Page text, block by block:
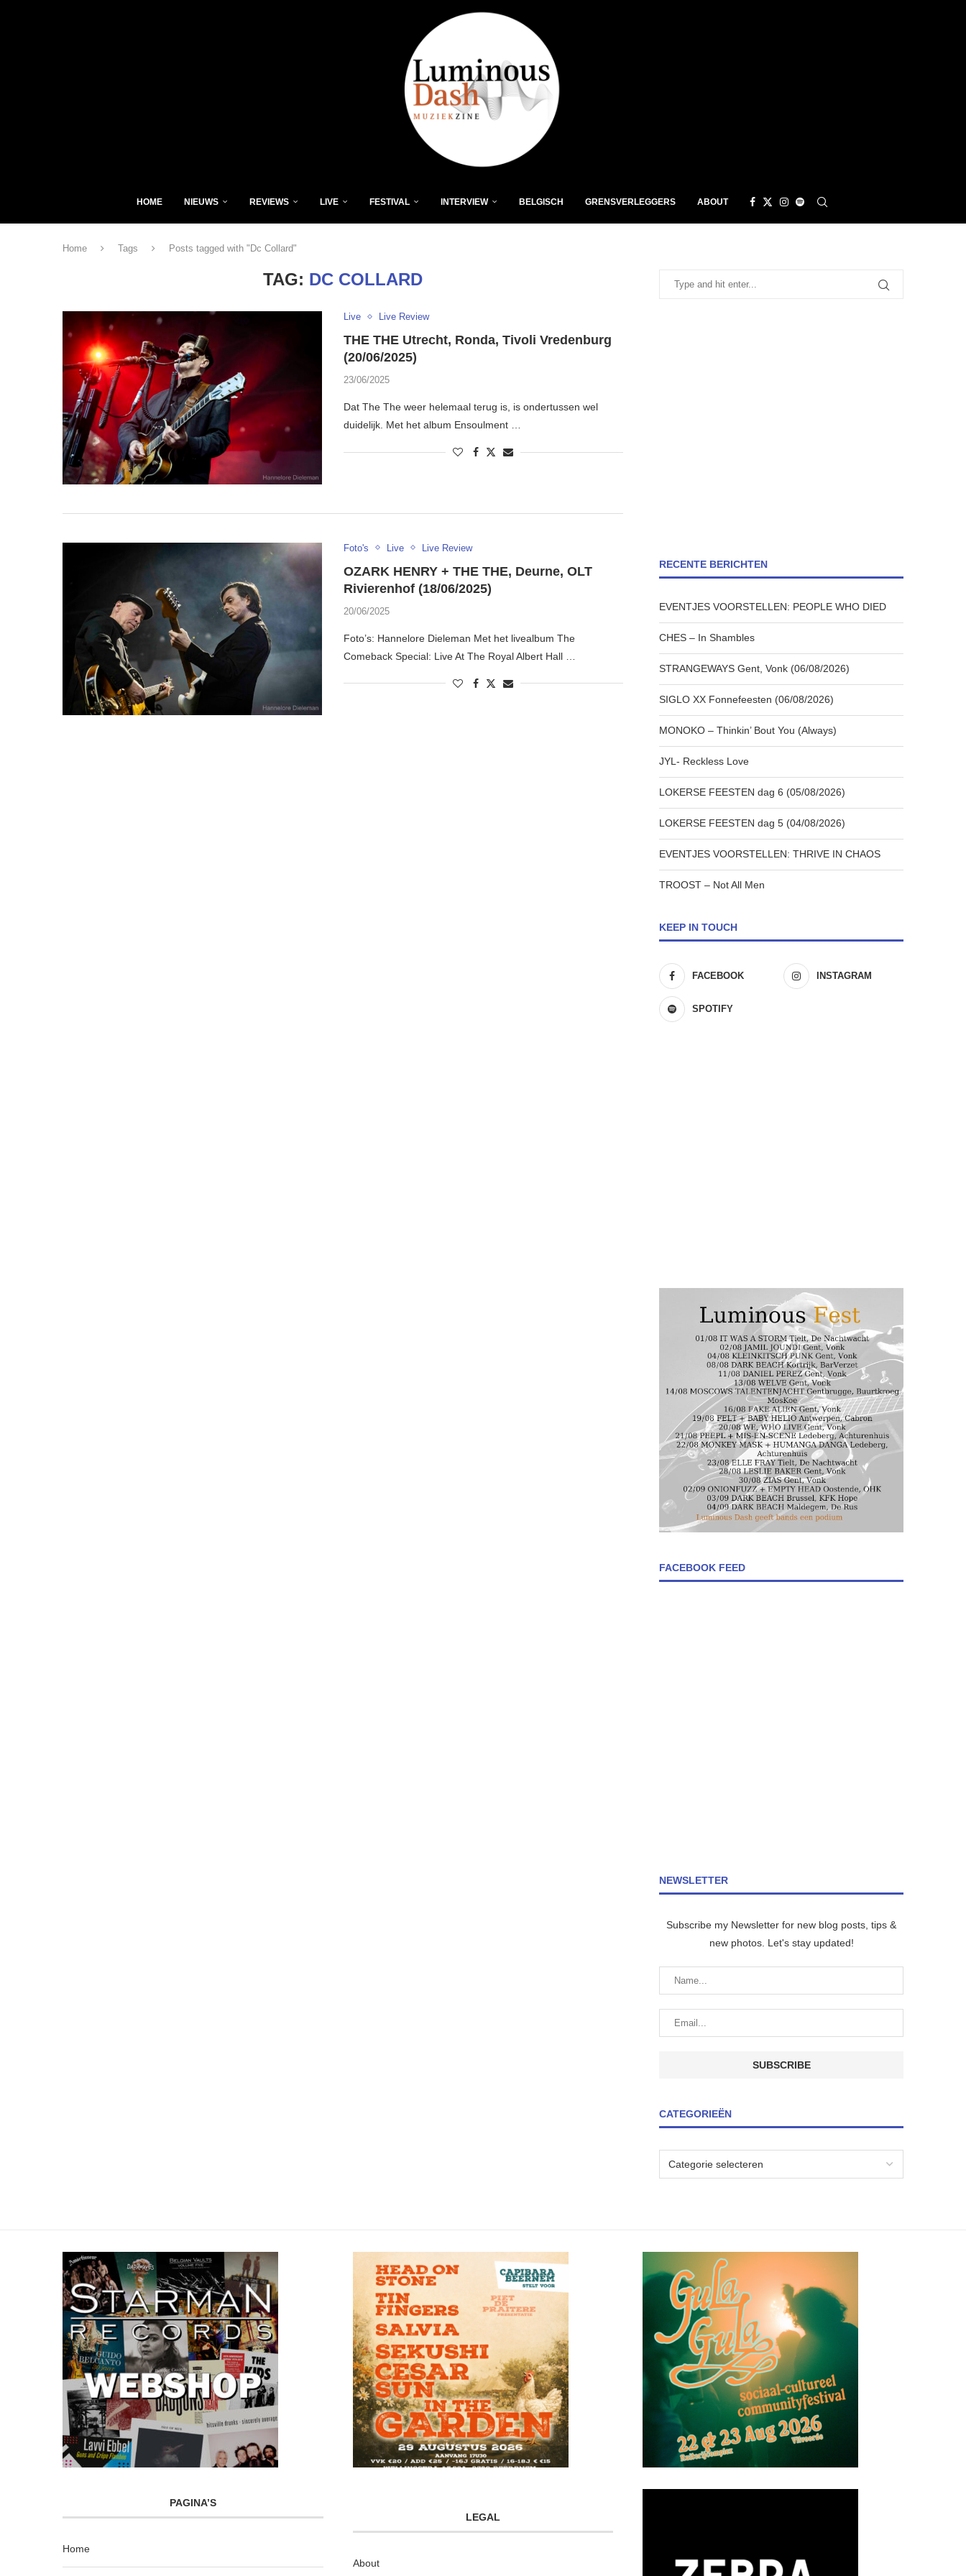
HOME NIEUWS REVIEWS LIVE FESTIVAL INTERVIEW BELGISCH GRENSVERLEGGERS ABOUT
Home Tags Posts tagged with "Dc Collard"
TAG: DC COLLARD
Live Live Review
THE THE Utrecht, Ronda, Tivoli Vredenburg
(20/06/2025)
23/06/2025
Dat The The weer helemaal terug is, is ondertussen wel
duidelijk. Met het album Ensoulment …
Foto's Live Live Review
OZARK HENRY + THE THE, Deurne, OLT
Rivierenhof (18/06/2025)
20/06/2025
Foto’s: Hannelore Dieleman Met het livealbum The
Comeback Special: Live At The Royal Albert Hall …
RECENTE BERICHTEN
EVENTJES VOORSTELLEN: PEOPLE WHO DIED
CHES – In Shambles
STRANGEWAYS Gent, Vonk (06/08/2026)
SIGLO XX Fonnefeesten (06/08/2026)
MONOKO – Thinkin’ Bout You (Always)
JYL- Reckless Love
LOKERSE FEESTEN dag 6 (05/08/2026)
LOKERSE FEESTEN dag 5 (04/08/2026)
EVENTJES VOORSTELLEN: THRIVE IN CHAOS
TROOST – Not All Men
KEEP IN TOUCH
FACEBOOK INSTAGRAM
SPOTIFY
FACEBOOK FEED
NEWSLETTER
Subscribe my Newsletter for new blog posts, tips &
new photos. Let's stay updated!
CATEGORIEËN
PAGINA’S
Home
LEGAL
About